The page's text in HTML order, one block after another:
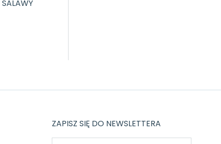
ZAPISZ SIĘ DO NEWSLETTERA